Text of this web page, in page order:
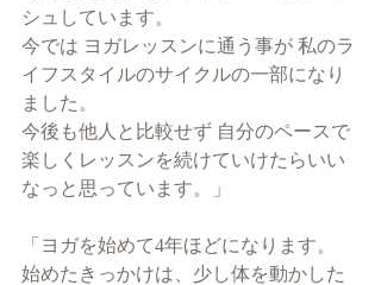
シュしています。
今では ヨガレッスンに通う事が 私のラ
イフスタイルのサイクルの一部になり
ました。
今後も他人と比較せず 自分のペースで
楽しくレッスンを続けていけたらいい
なっと思っています。」
「ヨガを始めて4年ほどになります。
始めたきっかけは、少し体を動かした